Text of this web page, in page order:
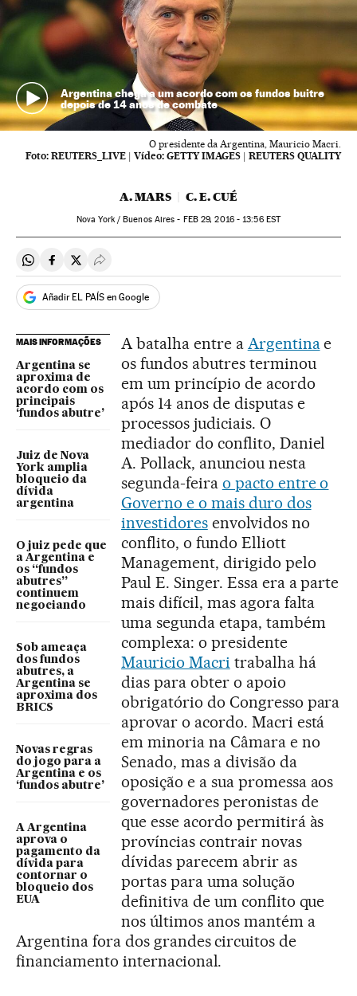
Argentina chega a um acordo com os fundos buitre
depois de 14 anos de combate
O presidente da Argentina, Mauricio Macri.
Foto: REUTERS_LIVE | Vídeo: GETTY IMAGES | REUTERS QUALITY
A. MARS C. E. CUÉ
Nova York / Buenos Aires - FEB29, 2016 - 13:56EST
Compartir en Whatsapp
Compartir en Facebook
Compartir en Twitter
Desplegar Redes Sociales
Añadir EL PAÍS en Google
MAIS INFORMAÇÕES
Argentina se
aproxima de
acordo com os
principais
‘fundos abutre’
Juiz de Nova
York amplia
bloqueio da
dívida
argentina
O juiz pede que
a Argentina e
os “fundos
abutres”
continuem
negociando
Sob ameaça
dos fundos
abutres, a
Argentina se
aproxima dos
BRICS
Novas regras
do jogo para a
Argentina e os
‘fundos abutre’
A Argentina
aprova o
pagamento da
dívida para
contornar o
bloqueio dos
EUA
A batalha entre a Argentinae
os fundos abutres terminou
em um princípio de acordo
após 14 anos de disputas e
processos judiciais. O
mediador do conflito, Daniel
A. Pollack, anunciou nesta
segunda-feira o pacto entre o
Governo e o mais duro dos
investidoresenvolvidos no
conflito, o fundo Elliott
Management, dirigido pelo
Paul E. Singer. Essa era a parte
mais difícil, mas agora falta
uma segunda etapa, também
complexa: o presidente
Mauricio Macri trabalha há
dias para obter o apoio
obrigatório do Congresso para
aprovar o acordo. Macri está
em minoria na Câmara e no
Senado, mas a divisão da
oposição e a sua promessa aos
governadores peronistas de
que esse acordo permitirá às
províncias contrair novas
dívidas parecem abrir as
portas para uma solução
definitiva de um conflito que
nos últimos anos mantém a
Argentina fora dos grandes circuitos de
financiamento internacional.